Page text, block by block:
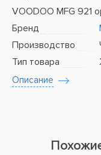
VOODOO MFG 921
Бренд
Производство
Тип товара
Описание